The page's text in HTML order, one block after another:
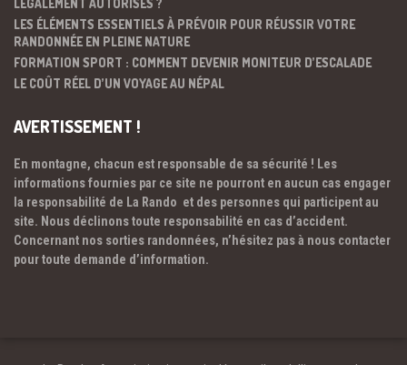
LÉGALEMENT AUTORISÉS ?
LES ÉLÉMENTS ESSENTIELS À PRÉVOIR POUR RÉUSSIR VOTRE
RANDONNÉE EN PLEINE NATURE
FORMATION SPORT : COMMENT DEVENIR MONITEUR D’ESCALADE
LE COÛT RÉEL D’UN VOYAGE AU NÉPAL
AVERTISSEMENT !
En montagne, chacun est responsable de sa sécurité ! Les
informations fournies par ce site ne pourront en aucun cas engager
la responsabilité de La Rando et des personnes qui participent au
site. Nous déclinons toute responsabilité en cas d’accident.
Concernant nos sorties randonnées, n’hésitez pas à nous contacter
pour toute demande d’information.